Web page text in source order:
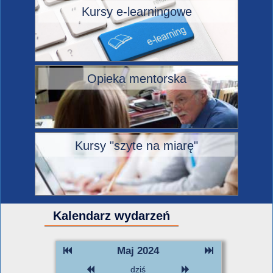
Kursy e-learningowe
Opieka mentorska
Kursy "szyte na miarę"
Kalendarz wydarzeń
Maj 2024
dziś